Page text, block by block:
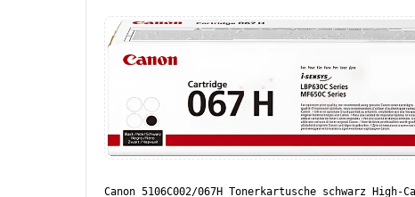
Canon 5106C002/067H Tonerkartusche schwarz High-